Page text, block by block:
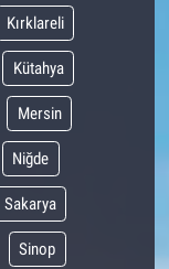
Kırklareli
Kütahya
Mersin
Niğde
Sakarya
Sinop